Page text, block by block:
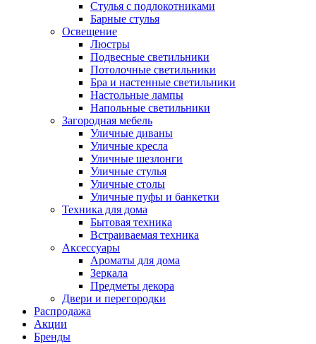
Стулья с подлокотниками
Барные стулья
Освещение
Люстры
Подвесные светильники
Потолочные светильники
Бра и настенные светильники
Настольные лампы
Напольные светильники
Загородная мебель
Уличные диваны
Уличные кресла
Уличные шезлонги
Уличные стулья
Уличные столы
Уличные пуфы и банкетки
Техника для дома
Бытовая техника
Встраиваемая техника
Аксессуары
Ароматы для дома
Зеркала
Предметы декора
Двери и перегородки
Распродажа
Акции
Бренды